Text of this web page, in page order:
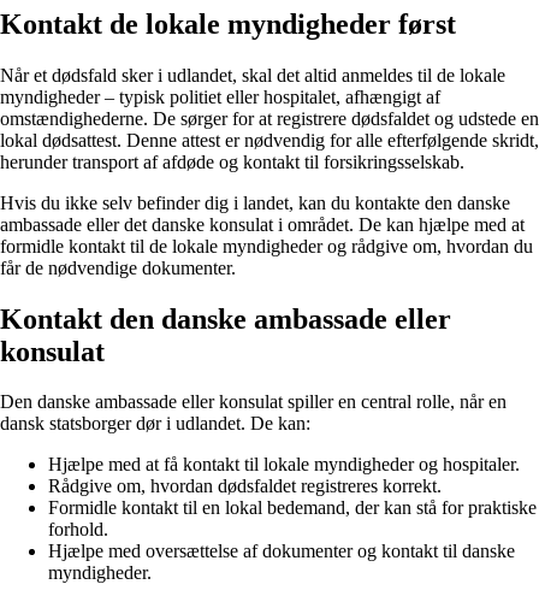
Kontakt de lokale myndigheder først
Når et dødsfald sker i udlandet, skal det altid anmeldes til de lokale
myndigheder – typisk politiet eller hospitalet, afhængigt af
omstændighederne. De sørger for at registrere dødsfaldet og udstede en
lokal dødsattest. Denne attest er nødvendig for alle efterfølgende skridt,
herunder transport af afdøde og kontakt til forsikringsselskab.
Hvis du ikke selv befinder dig i landet, kan du kontakte den danske
ambassade eller det danske konsulat i området. De kan hjælpe med at
formidle kontakt til de lokale myndigheder og rådgive om, hvordan du
får de nødvendige dokumenter.
Kontakt den danske ambassade eller
konsulat
Den danske ambassade eller konsulat spiller en central rolle, når en
dansk statsborger dør i udlandet. De kan:
Hjælpe med at få kontakt til lokale myndigheder og hospitaler.
Rådgive om, hvordan dødsfaldet registreres korrekt.
Formidle kontakt til en lokal bedemand, der kan stå for praktiske
forhold.
Hjælpe med oversættelse af dokumenter og kontakt til danske
myndigheder.